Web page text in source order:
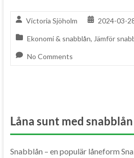
Victoria Sjöholm 2024-03-
Ekonomi & snabblån, Jämför
No Comments
Låna sunt med snabblån
Snabblån – en populär låneform